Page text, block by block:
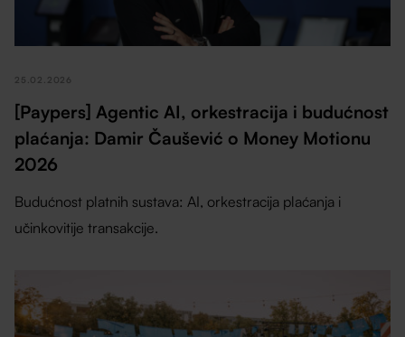
25.02.2026
[Paypers] Agentic AI, orkestracija i budućnost
plaćanja: Damir Čaušević o Money Motionu
2026
Budućnost platnih sustava: AI, orkestracija plaćanja i
učinkovitije transakcije.